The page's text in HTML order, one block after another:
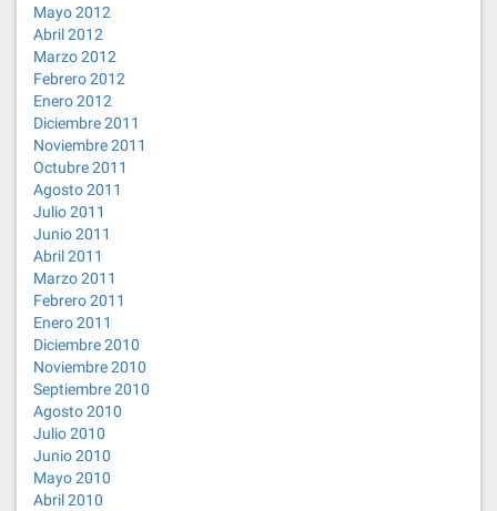
Mayo 2012
Abril 2012
Marzo 2012
Febrero 2012
Enero 2012
Diciembre 2011
Noviembre 2011
Octubre 2011
Agosto 2011
Julio 2011
Junio 2011
Abril 2011
Marzo 2011
Febrero 2011
Enero 2011
Diciembre 2010
Noviembre 2010
Septiembre 2010
Agosto 2010
Julio 2010
Junio 2010
Mayo 2010
Abril 2010